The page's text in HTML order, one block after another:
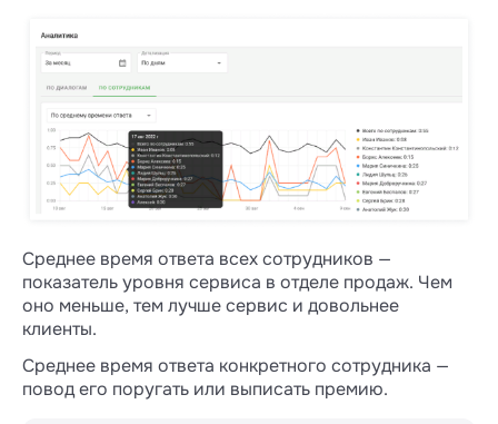
Среднее время ответа всех сотрудников —
показатель уровня сервиса в отделе продаж. Чем
оно меньше, тем лучше сервис и довольнее
клиенты.
Среднее время ответа конкретного сотрудника —
повод его поругать или выписать премию.